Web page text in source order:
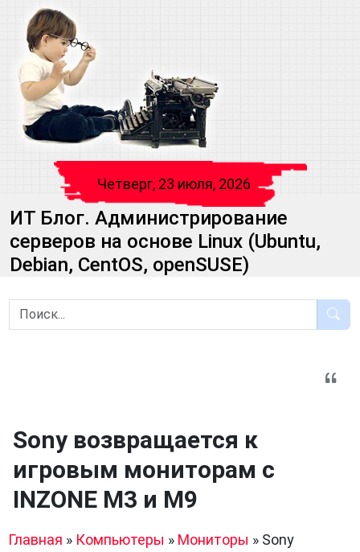
Четверг, 23 июля, 2026
ИТ Блог. Администрирование
серверов на основе Linux (Ubuntu,
Debian, CentOS, openSUSE)
Sony возвращается к
игровым мониторам с
INZONE M3 и M9
Главная » Компьютеры » Мониторы » Sony